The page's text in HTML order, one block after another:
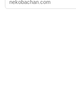
nekobachan.com